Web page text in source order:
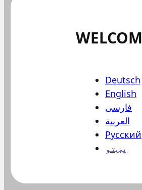
Deutsch
English
فارسی
العربية
Русский
پښتو